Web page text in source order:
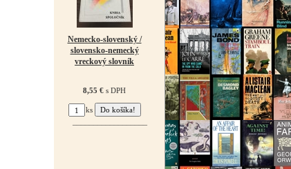
Nemecko-slovenský /
slovensko-nemecký
vreckový slovník
8,55 € s DPH
ks